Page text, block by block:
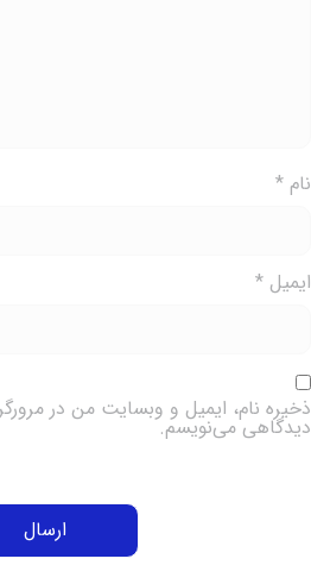
نام *
ایمیل *
ذخیره نام، ایمیل و وبسایت من در
دیدگاهی می‌نویسم.